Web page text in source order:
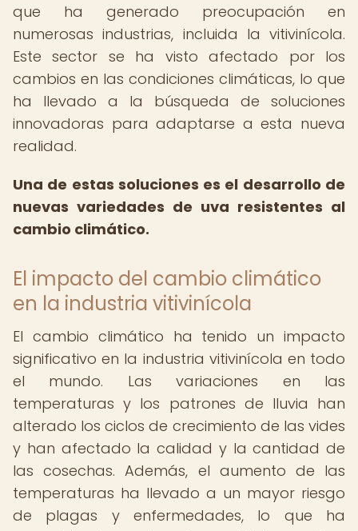
que ha generado preocupación en
numerosas industrias, incluida la vitivinícola.
Este sector se ha visto afectado por los
cambios en las condiciones climáticas, lo que
ha llevado a la búsqueda de soluciones
innovadoras para adaptarse a esta nueva
realidad.
Una de estas soluciones es el desarrollo de
nuevas variedades de uva resistentes al
cambio climático.
El impacto del cambio climático
en la industria vitivinícola
El cambio climático ha tenido un impacto
significativo en la industria vitivinícola en todo
el mundo. Las variaciones en las
temperaturas y los patrones de lluvia han
alterado los ciclos de crecimiento de las vides
y han afectado la calidad y la cantidad de
las cosechas. Además, el aumento de las
temperaturas ha llevado a un mayor riesgo
de plagas y enfermedades, lo que ha